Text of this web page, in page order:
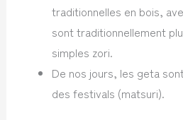
traditionnelles en bois,
sont traditionnellement
simples zori.
De nos jours, les geta
des festivals (matsuri).